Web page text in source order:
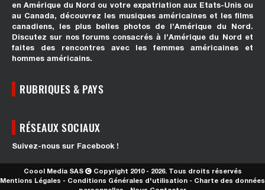
en Amérique du Nord ou votre expatriation aux Etats-Unis ou
au Canada, découvrez les musiques américaines et les films
canadiens, les plus belles photos de l’Amérique du Nord.
Discutez sur nos forums consacrés à l’Amérique du Nord et
faites des rencontres avec les femmes américaines et
hommes américains.
RUBRIQUES & PAYS
RÉSEAUX SOCIAUX
Suivez-nous sur Facebook !
Coool Media SAS
Copyright 2010 - 2026. Tous droits réservés
Mentions Légales - Conditions Générales d'utilisation - Charte des données